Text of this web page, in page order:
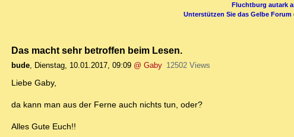
Fluchtburg autark
Unterstützen Sie das Gelbe Forum
Das macht sehr betroffen beim Lesen.
bude, Dienstag, 10.01.2017, 09:09 @ Gaby 12502 Views
Liebe Gaby,
da kann man aus der Ferne auch nichts tun, oder?
Alles Gute Euch!!